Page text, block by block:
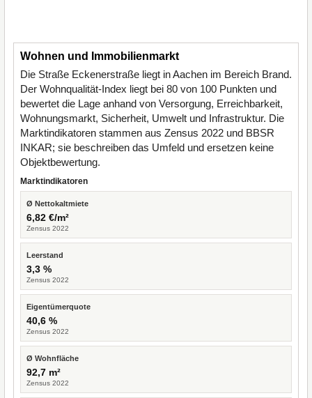
Wohnen und Immobilienmarkt
Die Straße Eckenerstraße liegt in Aachen im Bereich Brand.
Der Wohnqualität-Index liegt bei 80 von 100 Punkten und
bewertet die Lage anhand von Versorgung, Erreichbarkeit,
Wohnungsmarkt, Sicherheit, Umwelt und Infrastruktur. Die
Marktindikatoren stammen aus Zensus 2022 und BBSR
INKAR; sie beschreiben das Umfeld und ersetzen keine
Objektbewertung.
Marktindikatoren
Ø Nettokaltmiete
6,82 €/m²
Zensus 2022
Leerstand
3,3 %
Zensus 2022
Eigentümerquote
40,6 %
Zensus 2022
Ø Wohnfläche
92,7 m²
Zensus 2022